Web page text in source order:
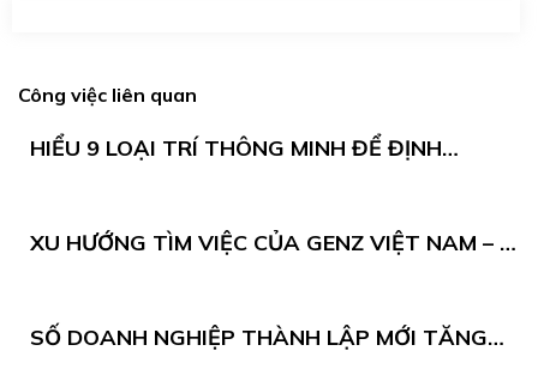
Công việc liên quan
HIỂU 9 LOẠI TRÍ THÔNG MINH ĐỂ ĐỊNH
XU HƯỚNG TÌM VIỆC CỦA GENZ VIỆT NAM – 5
SỐ DOANH NGHIỆP THÀNH LẬP MỚI TĂNG